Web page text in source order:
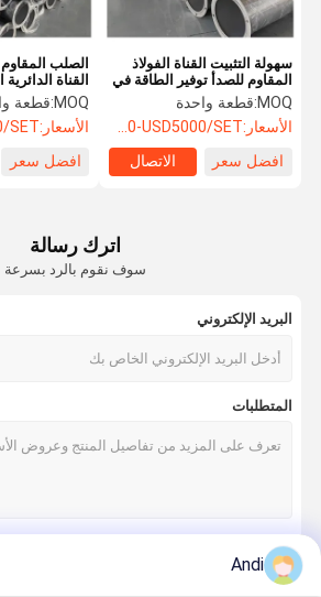
الصلب المقاوم
القناة الدائرية
الصلب المقاوم
MOQ: قطعة
الأسعار:SET
افضل سعر
سهولة التثبيت القناة الفولاذ
المقاوم للصدأ توفير الطاقة في
نظام HVAC
MOQ: قطعة واحدة
الأسعار:USD500-USD5000/SET
افضل سعر
الاتصال
اترك رسالة
سوف نقوم بالرد بسرعة
البريد الإلكتروني
المتطلبات
Andi